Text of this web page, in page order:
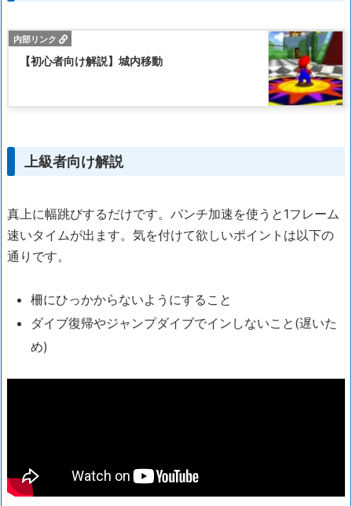
【初心者向け解説】城内移動
上級者向け解説
真上に幅跳びするだけです。パンチ加速を使うと1フレーム
速いタイムが出ます。気を付けて欲しいポイントは以下の
通りです。
柵にひっかからないようにすること
ダイブ復帰やジャンプダイブでインしないこと(遅いた
め)